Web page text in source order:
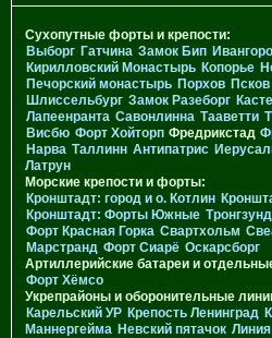
Сухопутные форты и крепости:
Выборг Гатчина Замок Бип
Кирилловский Монастырь Копорье
Печорcкий монастырь Порхов Псков
Шлиссельбург Замок Разеборг
Лапеенранта Савонлинна Тааветти
Висбю Форт Хойторп Фредрикстад
Нарва Таллинн Антипатрис
Латрун
Морские крепости и форты:
Кронштадт: город и о. Котлин
Кронштадт: Форты Южные Тронгзунд
Форт Красная Горка Свартхольм
Марстранд Форт Сиарё Оскарсборг
Артиллерийские батареи и
Форт Хёмсо
Укрепрайоны и оборонительные
Карельский УР Крепость Ленинград
Маннергейма Невский пятачок